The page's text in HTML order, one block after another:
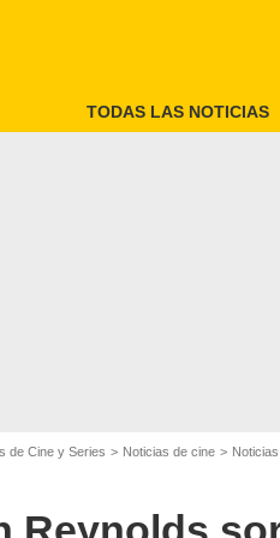
TODAS LAS NOTICIAS
de Cine y Series Noticias de cine